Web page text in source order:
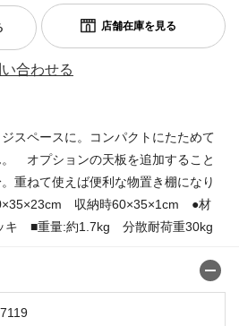
合わせる
スペースに。コンパクトにたためて
オプションの天板を追加すること
重ねて使えば便利な物置き棚になり
収納時60×35×1cm ●材
キ ■重量:約1.7kg 分散耐荷重30kg